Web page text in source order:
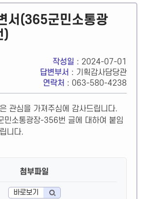
서(365군민소통광
)
작성일 : 2024-07-01
답변부서 : 기획감사담당관
연락처 : 063-580-4238
관심을 가져주심에 감사드립니다.
민소통광장-356번 글에 대하여 붙임
니다.
첨부파일
바로보기